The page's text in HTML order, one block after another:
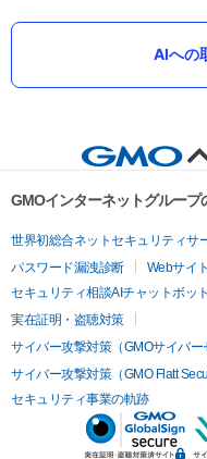
AIへの
GMOインターネットグルー
世界初総合ネットセキュリティサ
パスワード漏洩診断
Webサイ
セキュリティ相談AIチャットボット
実在証明・盗聴対策
サイバー攻撃対策（GMOサイバー
サイバー攻撃対策（GMO Flatt
セキュリティ事業の軌跡